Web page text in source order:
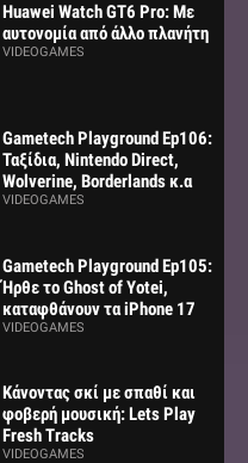
Huawei Watch GT6 Pro: Με
αυτονομία από άλλο πλανήτη
VIDEOGAMES
Gametech Playground Ep106:
Ταξίδια, Nintendo Direct,
Wolverine, Borderlands κ.α
VIDEOGAMES
Gametech Playground Ep105:
Ήρθε το Ghost of Yotei,
καταφθάνουν τα iPhone 17
VIDEOGAMES
Κάνοντας σκί με σπαθί και
φοβερή μουσική: Lets Play
Fresh Tracks
VIDEOGAMES